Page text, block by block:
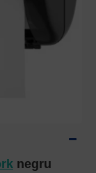
negru